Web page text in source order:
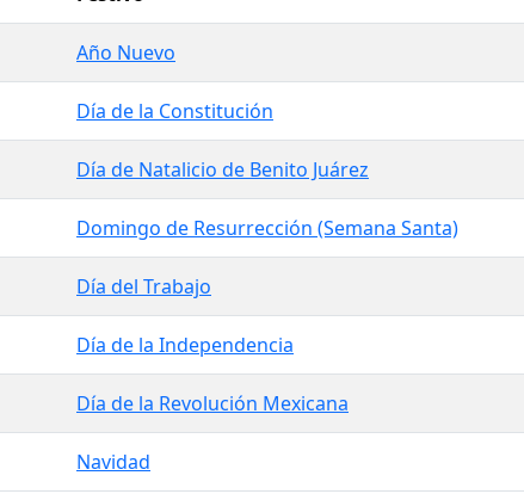
Año Nuevo
Día de la Constitución
Día de Natalicio de Benito Juárez
Domingo de Resurrección (Semana Santa)
Día del Trabajo
Día de la Independencia
Día de la Revolución Mexicana
Navidad